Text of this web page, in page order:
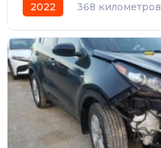
2022 368 километров